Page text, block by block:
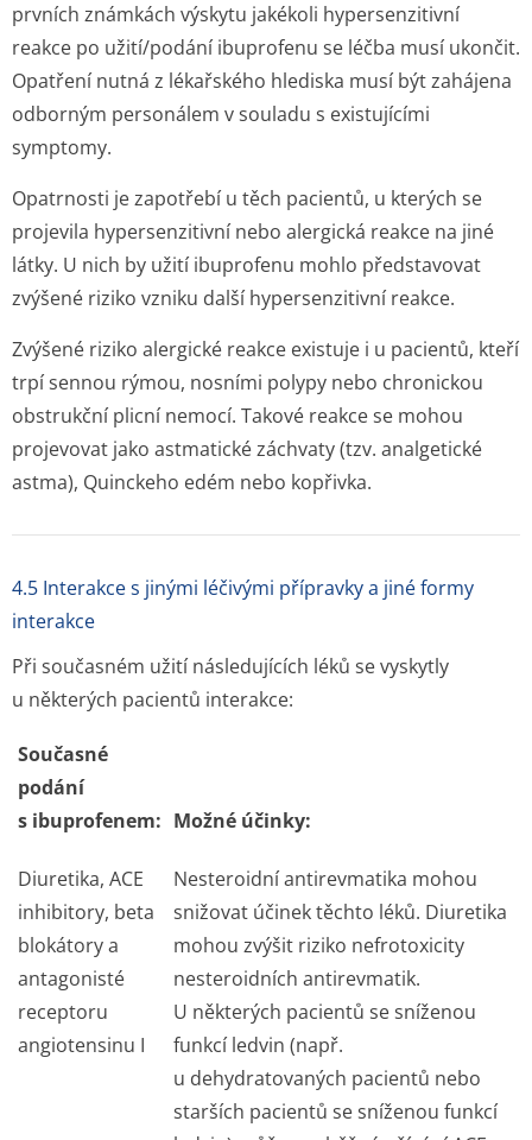
prvních známkách výskytu jakékoli hypersenzitivní
reakce po užití/podání ibuprofenu se léčba musí ukončit.
Opatření nutná z lékařského hlediska musí být zahájena
odborným personálem v souladu s existujícími
symptomy.
Opatrnosti je zapotřebí u těch pacientů, u kterých se
projevila hypersenzitivní nebo alergická reakce na jiné
látky. U nich by užití ibuprofenu mohlo představovat
zvýšené riziko vzniku další hypersenzitivní reakce.
Zvýšené riziko alergické reakce existuje i u pacientů, kteří
trpí sennou rýmou, nosními polypy nebo chronickou
obstrukční plicní nemocí. Takové reakce se mohou
projevovat jako astmatické záchvaty (tzv. analgetické
astma), Quinckeho edém nebo kopřivka.
4.5 Interakce s jinými léčivými přípravky a jiné formy
interakce
Při současném užití následujících léků se vyskytly
u některých pacientů interakce:
Současné
podání
s ibuprofenem: Možné účinky:
Diuretika, ACE
inhibitory, beta
blokátory a
antagonisté
receptoru
angiotensinu I
Nesteroidní antirevmatika mohou
snižovat účinek těchto léků. Diuretika
mohou zvýšit riziko nefrotoxicity
nesteroidních antirevmatik.
U některých pacientů se sníženou
funkcí ledvin (např.
u dehydratovaných pacientů nebo
starších pacientů se sníženou funkcí